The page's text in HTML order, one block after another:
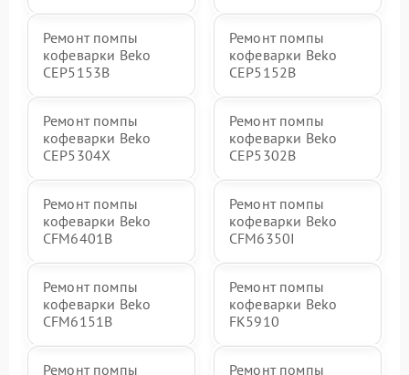
Ремонт помпы
кофеварки Beko
CEP5153B
Ремонт помпы
кофеварки Beko
CEP5152B
Ремонт помпы
кофеварки Beko
CEP5304X
Ремонт помпы
кофеварки Beko
CEP5302B
Ремонт помпы
кофеварки Beko
CFM6401B
Ремонт помпы
кофеварки Beko
CFM6350I
Ремонт помпы
кофеварки Beko
CFM6151B
Ремонт помпы
кофеварки Beko
FK5910
Ремонт помпы Ремонт помпы